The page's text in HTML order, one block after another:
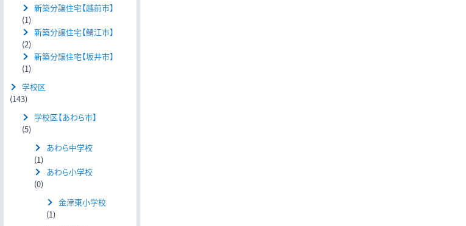
新築分譲住宅【越前市】
(1)
新築分譲住宅【鯖江市】
(2)
新築分譲住宅【坂井市】
(1)
学校区
(143)
学校区【あわら市】
(5)
あわら中学校
(1)
あわら小学校
(0)
金津東小学校
(1)